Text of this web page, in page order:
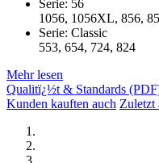
Serie: 56
1056, 1056XL, 856,
Serie: Classic
553, 654, 724, 824
Mehr lesen
Qualitï¿½t & Standards
Kunden kauften auch Zuletzt